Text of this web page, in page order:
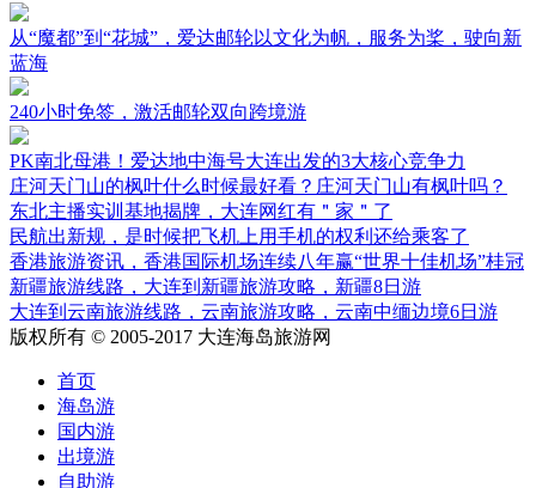
红纸墨香暖寒冬，广鹿岛镇举办书春送福活动
从“魔都”到“花城”，爱达邮轮以文化为帆，服务为桨，驶向新
蓝海
240小时免签，激活邮轮双向跨境游
PK南北母港！爱达地中海号大连出发的3大核心竞争力
庄河天门山的枫叶什么时候最好看？庄河天门山有枫叶吗？
东北主播实训基地揭牌，大连网红有＂家＂了
民航出新规，是时候把飞机上用手机的权利还给乘客了
香港旅游资讯，香港国际机场连续八年赢“世界十佳机场”桂冠
新疆旅游线路，大连到新疆旅游攻略，新疆8日游
大连到云南旅游线路，云南旅游攻略，云南中缅边境6日游
首页
海岛游
国内游
出境游